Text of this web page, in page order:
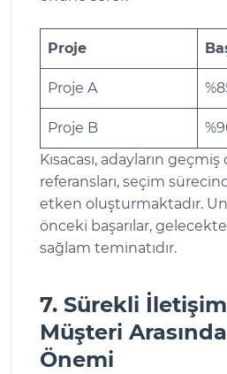
Proje
Proje A
Proje B
Kısacası, adayların
referansları, seçim
etken oluşturmaktadır.
önceki başarılar,
sağlam teminatıdır.
7. Sürekli
Müşteri
Önemi